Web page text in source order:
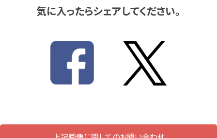
気に入ったらシェアしてください。